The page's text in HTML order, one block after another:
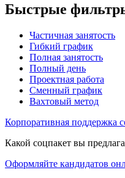
Быстрые
Частичная занятость
Гибкий график
Полная занятость
Полный день
Проектная работа
Сменный график
Вахтовый метод
Корпоративная поддержка
Какой соцпакет вы
Оформляйте кандидатов